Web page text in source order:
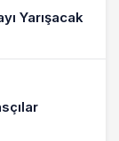
Yarışacak